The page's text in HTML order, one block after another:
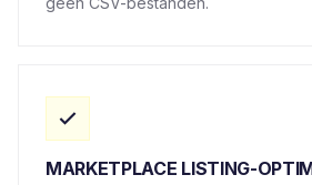
MARKETPLACE LISTING-